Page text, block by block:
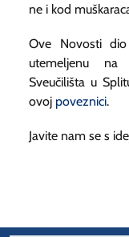
ne i kod
Ove Novosti
utemeljenu na
Sveučilišta u
ovoj poveznici.
Javite nam se s